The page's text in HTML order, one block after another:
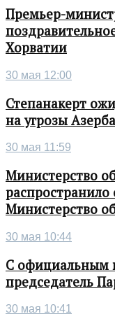
Премьер-
Хорватии
30 мая 12:00
Степанакерт
на угрозы
30 мая 11:59
Министерство
Министерство
30 мая 10:44
С официальным
председатель
30 мая 10:41